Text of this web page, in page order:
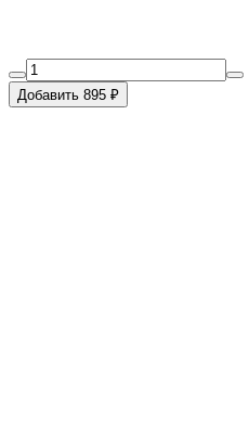
Добавить 895 ₽